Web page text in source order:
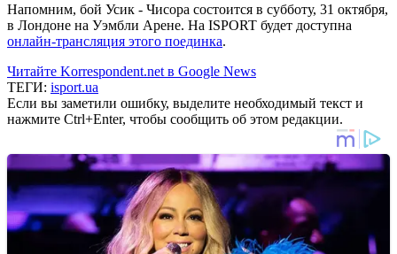
Напомним, бой Усик - Чисора состоится в субботу, 31 октября,
в Лондоне на Уэмбли Арене. На ISPORT будет доступна
онлайн-трансляция этого поединка.
Читайте Korrespondent.net в Google News
ТЕГИ: isport.ua
Если вы заметили ошибку, выделите необходимый текст и
нажмите Ctrl+Enter, чтобы сообщить об этом редакции.